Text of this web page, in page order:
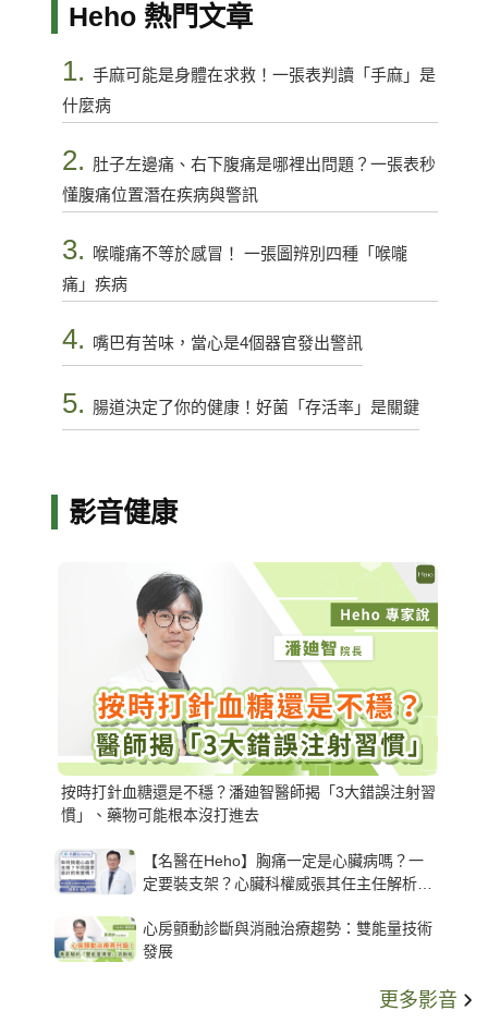
Heho 熱門文章
1. 手麻可能是身體在求救！一張表判讀「手麻」是
什麼病
2. 肚子左邊痛、右下腹痛是哪裡出問題？一張表秒
懂腹痛位置潛在疾病與警訊
3.
喉嚨痛不等於感冒！ 一張圖辨別四種「喉嚨
痛」疾病
4. 嘴巴有苦味，當心是4個器官發出警訊
5. 腸道決定了你的健康！好菌「存活率」是關鍵
影音健康
按時打針血糖還是不穩？潘廸智醫師揭「3大錯誤注射習
慣」、藥物可能根本沒打進去
【名醫在Heho】胸痛一定是心臟病嗎？一
定要裝支架？心臟科權威張其任主任解析支
心房顫動診斷與消融治療趨勢：雙能量技術
發展
更多影音